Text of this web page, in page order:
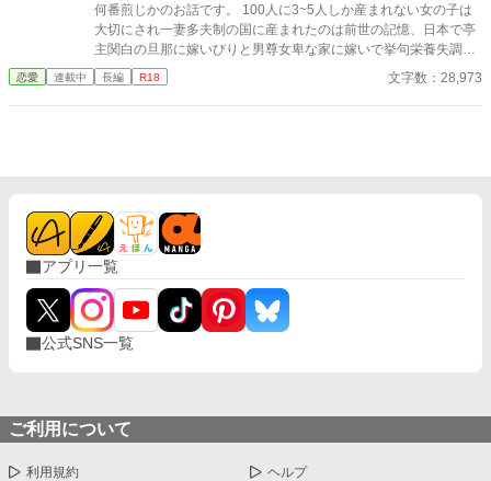
何番煎じかのお話です。 100人に3~5人しか産まれない女の子は
大切にされ一妻多夫制の国に産まれたのは前世の記憶、日本で亭
主関白の旦那に嫁いびりと男尊女卑な家に嫁いで挙句栄養失調と
過労死と言う令和になってもまだ昭和な家庭！でありえない最後
を迎えてしまった清水 理央、享年44歳 そんな彼女を不憫に思っ
恋愛 連載中 長編 R18 文字数：28,973
アプリ一覧
公式SNS一覧
ご利用について
利用規約 ヘルプ